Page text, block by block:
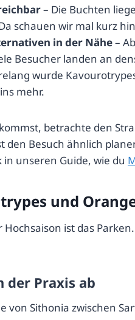
– Die Buchten
schauen wir mal kurz
in der Nähe–
Besucher landen an
wurde
mehr.
betrachte den
den Besuch ähnlich
unseren Guide, wie du
und
ist das
der Praxis ab
von Sithonia zwischen